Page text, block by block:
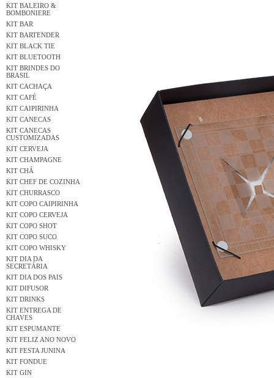
KIT BALEIRO &
BOMBONIERE
KIT BAR
KIT BARTENDER
KIT BLACK TIE
KIT BLUETOOTH
KIT BRINDES DO
BRASIL
KIT CACHAÇA
KIT CAFÉ
KIT CAIPIRINHA
KIT CANECAS
KIT CANECAS
CUSTOMIZADAS
KIT CERVEJA
KIT CHAMPAGNE
KIT CHÁ
KIT CHEF DE COZINHA
KIT CHURRASCO
KIT COPO CAIPIRINHA
KIT COPO CERVEJA
KIT COPO SHOT
KIT COPO SUCO
KIT COPO WHISKY
KIT DIA DA
SECRETÁRIA
KIT DIA DOS PAIS
KIT DIFUSOR
KIT DRINKS
KIT ENTREGA DE
CHAVES
KIT ESPUMANTE
KIT FELIZ ANO NOVO
KIT FESTA JUNINA
KIT FONDUE
KIT GIN